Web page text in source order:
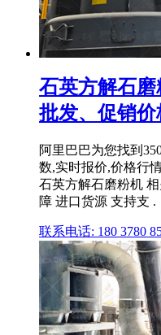
石英方解石
批发、促销价
阿里巴巴为您找到
数,实时报价,价格行
石英方解石磨粉机
障 进口货源 支持支 .
联系电话: 180 3780